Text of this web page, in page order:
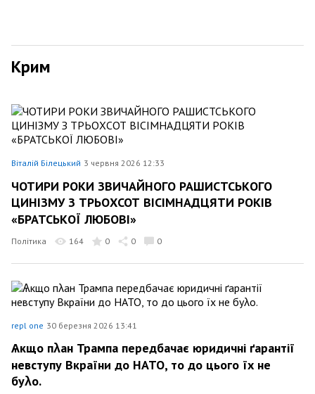
Крим
Віталій Білецький 3 червня 2026 12:33
ЧОТИРИ РОКИ ЗВИЧАЙНОГО РАШИСТСЬКОГО
ЦИНІЗМУ З ТРЬОХСОТ ВІСІМНАДЦЯТИ РОКІВ
«БРАТСЬКОЇ ЛЮБОВІ»
Політика 164 0 0 0
repl one 30 березня 2026 13:41
Ѧкщо пλан Трампа передбачає юридичні ґарантії
невступу Вкраїни до НАТО, то до цього їх не
буλо.